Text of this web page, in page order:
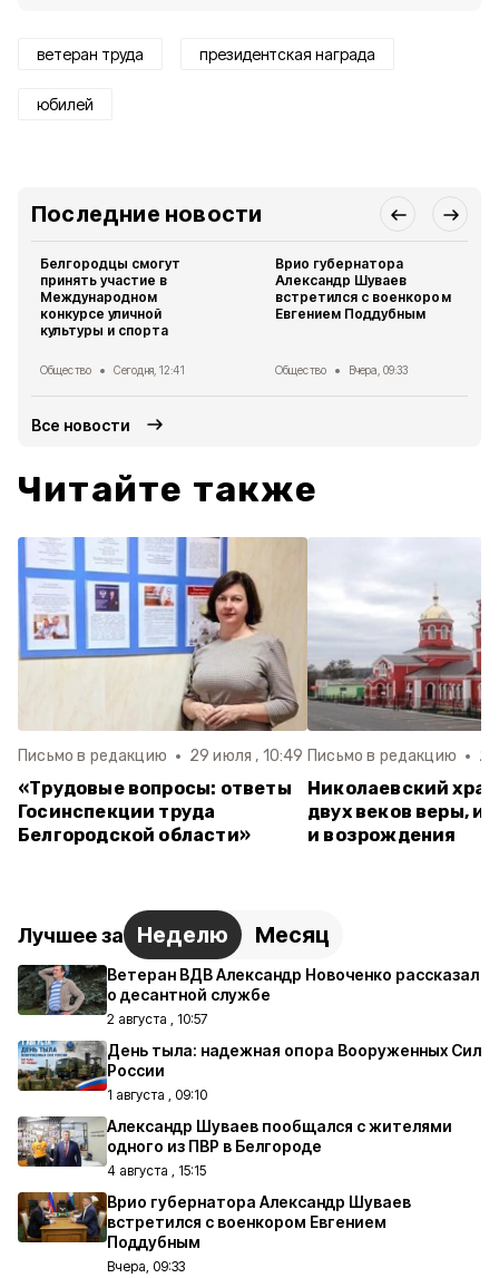
ветеран труда президентская награда
юбилей
Последние новости
Белгородцы смогут
принять участие в
Международном
конкурсе уличной
культуры и спорта
Общество Сегодня, 12:41
Врио губернатора
Александр Шуваев
встретился с военкором
Евгением Поддубным
Общество Вчера, 09:33
Все новости
Читайте также
Письмо в редакцию 29 июля , 10:49
«Трудовые вопросы: ответы
Госинспекции труда
Белгородской области»
Письмо в редакцию
Николаевский
двух веков веры,
и возрождения
Лучшее за Неделю Месяц
Ветеран ВДВ Александр Новоченко рассказал
о десантной службе
2 августа , 10:57
День тыла: надежная опора Вооруженных Сил
России
1 августа , 09:10
Александр Шуваев пообщался с жителями
одного из ПВР в Белгороде
4 августа , 15:15
Врио губернатора Александр Шуваев
встретился с военкором Евгением
Поддубным
Вчера, 09:33